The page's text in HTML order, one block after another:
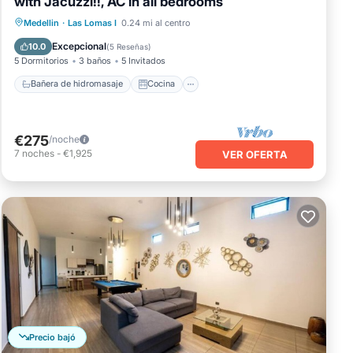
Medellin · Las Lomas I 0.24 mi al centro
10.0 Excepcional(5 Reseñas)
5 Dormitorios 3 baños 5 Invitados
Bañera de hidromasaje Cocina
Bañera de hidromasaje
Cocina
Aire acondicionado
€275/noche
7 noches - €1,925 VER OFERTA
Precio bajó